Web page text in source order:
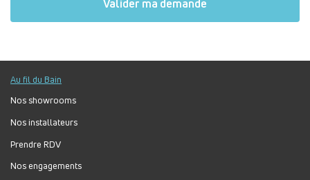
Au fil du Bain
Nos showrooms
Nos installateurs
Prendre RDV
Nos engagements